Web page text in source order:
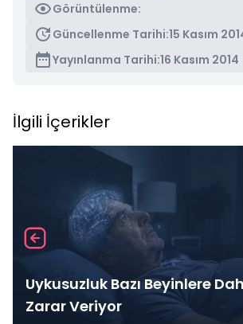
Görüntülenme:
Güncellenme Tarihi:15 Kasım
Yayınlanma Tarihi:16 Kasım 2014
İlgili İçerikler
Uykusuzluk Bazı Beyinlere
Zarar Veriyor